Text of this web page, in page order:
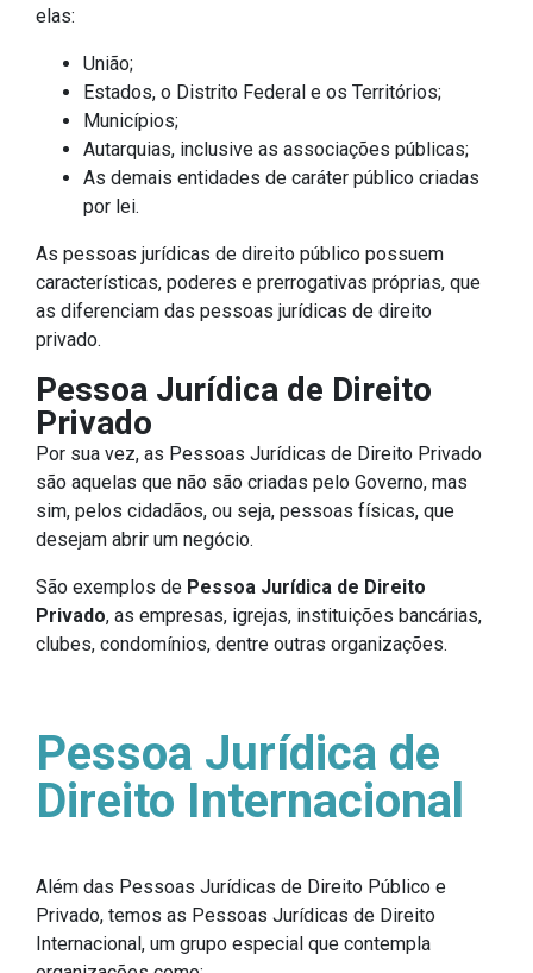
elas:
União;
Estados, o Distrito Federal e os Territórios;
Municípios;
Autarquias, inclusive as associações públicas;
As demais entidades de caráter público criadas
por lei.
As pessoas jurídicas de direito público possuem
características, poderes e prerrogativas próprias, que
as diferenciam das pessoas jurídicas de direito
privado.
Pessoa Jurídica de Direito
Privado
Por sua vez, as Pessoas Jurídicas de Direito Privado
são aquelas que não são criadas pelo Governo, mas
sim, pelos cidadãos, ou seja, pessoas físicas, que
desejam abrir um negócio.
São exemplos de Pessoa Jurídica de Direito
Privado, as empresas, igrejas, instituições bancárias,
clubes, condomínios, dentre outras organizações.
Pessoa Jurídica de
Direito Internacional
Além das Pessoas Jurídicas de Direito Público e
Privado, temos as Pessoas Jurídicas de Direito
Internacional, um grupo especial que contempla